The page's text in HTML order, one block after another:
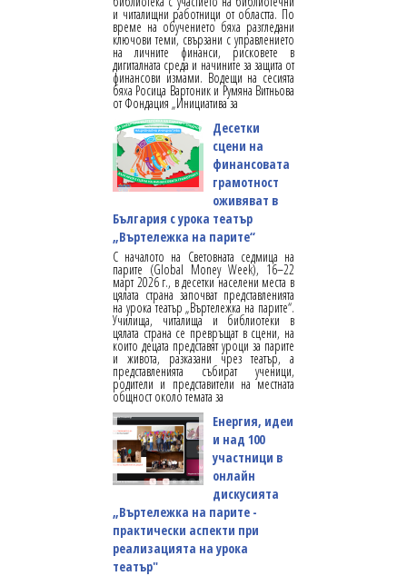
и читалищни работници от областта. По
време на обучението бяха разгледани
ключови теми, свързани с управлението
на личните финанси, рисковете в
дигиталната среда и начините за защита от
финансови измами. Водещи на сесията
бяха Росица Вартоник и Румяна Витньова
от Фондация „Инициатива за
Десетки
сцени на
финансовата
грамотност
оживяват в
България с урока театър
„Въртележка на парите“
С началото на Световната седмица на
парите (Global Money Week), 16–22
март 2026 г., в десетки населени места в
цялата страна започват представленията
на урока театър „Въртележка на парите“.
Училища, читалища и библиотеки в
цялата страна се превръщат в сцени, на
които децата представят уроци за парите
и живота, разказани чрез театър, а
представленията събират ученици,
родители и представители на местната
общност около темата за
Енергия, идеи
и над 100
участници в
онлайн
дискусията
„Въртележка на парите -
практически аспекти при
реализацията на урока
театър"